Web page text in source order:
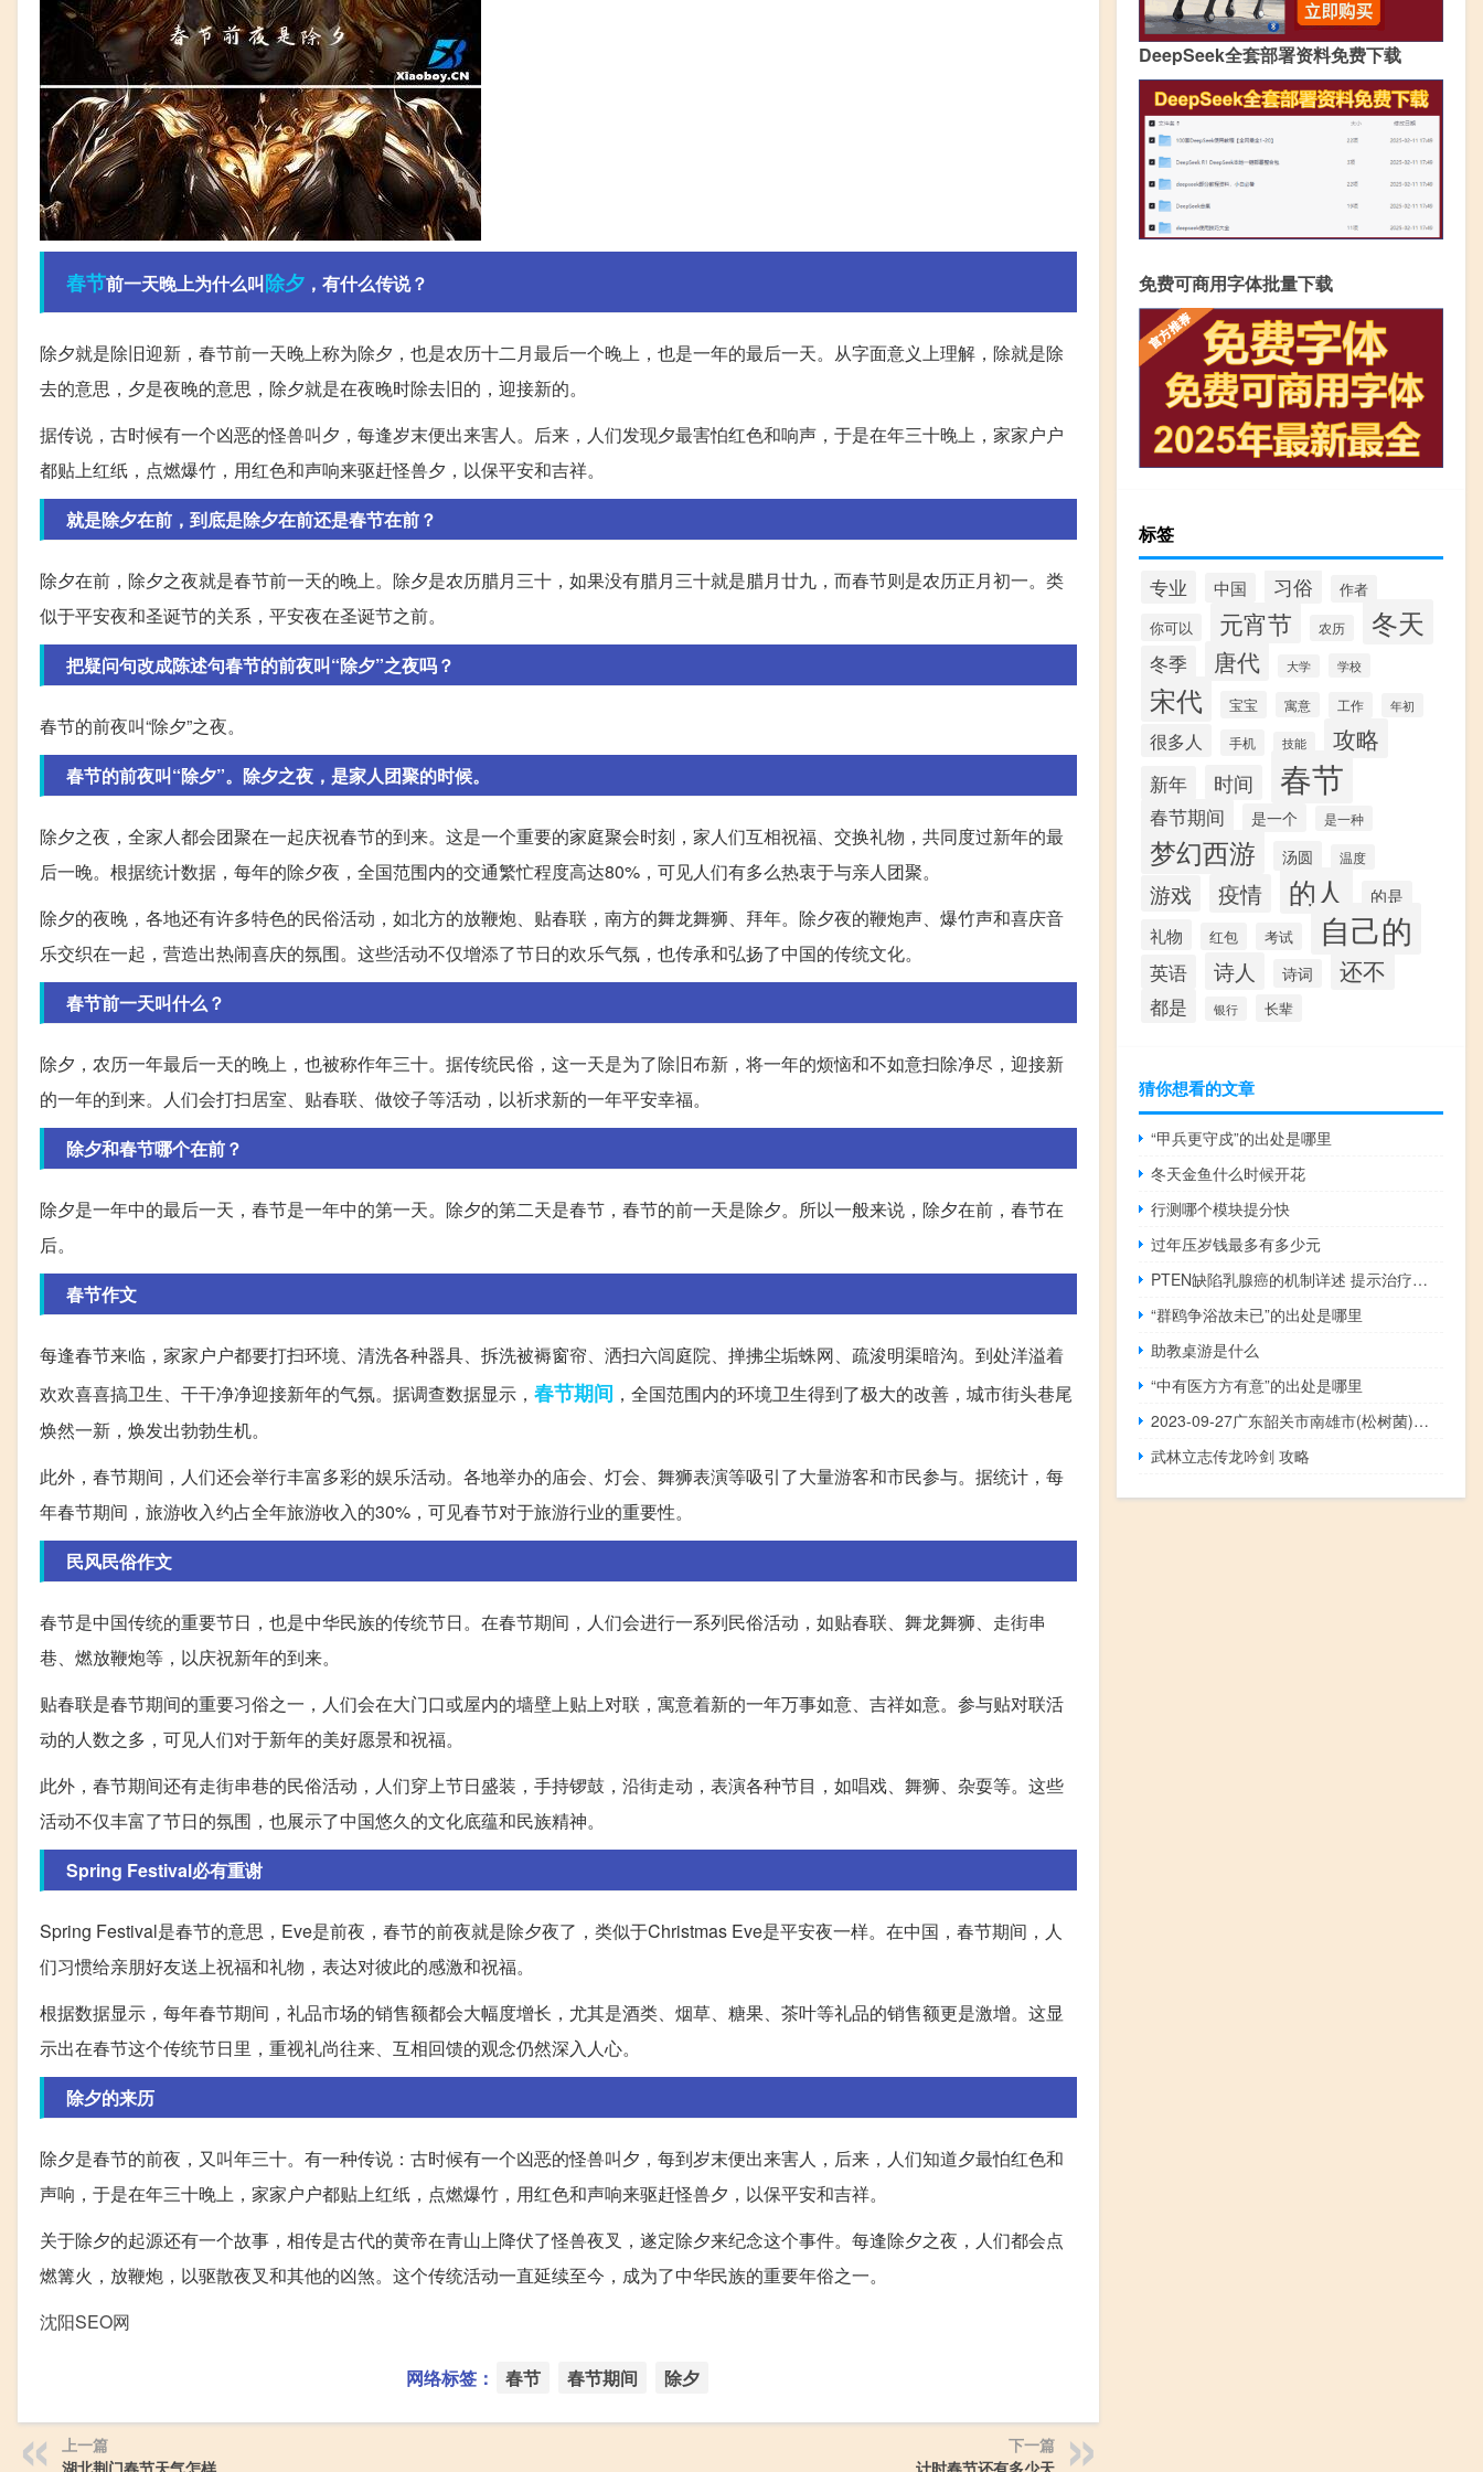
春节前一天晚上为什么叫除夕 ，有什么传说？
除夕就是除旧迎新，春节前一天晚上称为除夕，也是农历十二月最后一个晚上，也是一年的最后一天。从字面意义上理解，除就是除
去的意思，夕是夜晚的意思，除夕就是在夜晚时除去旧的，迎接新的。
据传说，古时候有一个凶恶的怪兽叫夕，每逢岁末便出来害人。后来，人们发现夕最害怕红色和响声，于是在年三十晚上，家家户户
都贴上红纸，点燃爆竹，用红色和声响来驱赶怪兽夕，以保平安和吉祥。
就是除夕在前，到底是除夕在前还是春节在前？
除夕在前，除夕之夜就是春节前一天的晚上。除夕是农历腊月三十，如果没有腊月三十就是腊月廿九，而春节则是农历正月初一。类
似于平安夜和圣诞节的关系，平安夜在圣诞节之前。
把疑问句改成陈述句春节的前夜叫“除夕”之夜吗？
春节的前夜叫“除夕”之夜。
春节的前夜叫“除夕”。除夕之夜，是家人团聚的时候。
除夕之夜，全家人都会团聚在一起庆祝春节的到来。这是一个重要的家庭聚会时刻，家人们互相祝福、交换礼物，共同度过新年的最
后一晚。根据统计数据，每年的除夕夜，全国范围内的交通繁忙程度高达80%，可见人们有多么热衷于与亲人团聚。
除夕的夜晚，各地还有许多特色的民俗活动，如北方的放鞭炮、贴春联，南方的舞龙舞狮、拜年。除夕夜的鞭炮声、爆竹声和喜庆音
乐交织在一起，营造出热闹喜庆的氛围。这些活动不仅增添了节日的欢乐气氛，也传承和弘扬了中国的传统文化。
春节前一天叫什么？
除夕，农历一年最后一天的晚上，也被称作年三十。据传统民俗，这一天是为了除旧布新，将一年的烦恼和不如意扫除净尽，迎接新
的一年的到来。人们会打扫居室、贴春联、做饺子等活动，以祈求新的一年平安幸福。
除夕和春节哪个在前？
除夕是一年中的最后一天，春节是一年中的第一天。除夕的第二天是春节，春节的前一天是除夕。所以一般来说，除夕在前，春节在
后。
春节作文
每逢春节来临，家家户户都要打扫环境、清洗各种器具、拆洗被褥窗帘、洒扫六闾庭院、掸拂尘垢蛛网、疏浚明渠暗沟。到处洋溢着
欢欢喜喜搞卫生、干干净净迎接新年的气氛。据调查数据显示， 春节期间 ，全国范围内的环境卫生得到了极大的改善，城市街头巷尾
焕然一新，焕发出勃勃生机。
此外，春节期间，人们还会举行丰富多彩的娱乐活动。各地举办的庙会、灯会、舞狮表演等吸引了大量游客和市民参与。据统计，每
年春节期间，旅游收入约占全年旅游收入的30%，可见春节对于旅游行业的重要性。
民风民俗作文
春节是中国传统的重要节日，也是中华民族的传统节日。在春节期间，人们会进行一系列民俗活动，如贴春联、舞龙舞狮、走街串
巷、燃放鞭炮等，以庆祝新年的到来。
贴春联是春节期间的重要习俗之一，人们会在大门口或屋内的墙壁上贴上对联，寓意着新的一年万事如意、吉祥如意。参与贴对联活
动的人数之多，可见人们对于新年的美好愿景和祝福。
此外，春节期间还有走街串巷的民俗活动，人们穿上节日盛装，手持锣鼓，沿街走动，表演各种节目，如唱戏、舞狮、杂耍等。这些
活动不仅丰富了节日的氛围，也展示了中国悠久的文化底蕴和民族精神。
Spring Festival必有重谢
Spring Festival是春节的意思，Eve是前夜，春节的前夜就是除夕夜了，类似于Christmas Eve是平安夜一样。在中国，春节期间，人
们习惯给亲朋好友送上祝福和礼物，表达对彼此的感激和祝福。
根据数据显示，每年春节期间，礼品市场的销售额都会大幅度增长，尤其是酒类、烟草、糖果、茶叶等礼品的销售额更是激增。这显
示出在春节这个传统节日里，重视礼尚往来、互相回馈的观念仍然深入人心。
除夕的来历
除夕是春节的前夜，又叫年三十。有一种传说：古时候有一个凶恶的怪兽叫夕，每到岁末便出来害人，后来，人们知道夕最怕红色和
声响，于是在年三十晚上，家家户户都贴上红纸，点燃爆竹，用红色和声响来驱赶怪兽夕，以保平安和吉祥。
关于除夕的起源还有一个故事，相传是古代的黄帝在青山上降伏了怪兽夜叉，遂定除夕来纪念这个事件。每逢除夕之夜，人们都会点
燃篝火，放鞭炮，以驱散夜叉和其他的凶煞。这个传统活动一直延续至今，成为了中华民族的重要年俗之一。
沈阳SEO网
网络标签： 春节 春节期间 除夕
上一篇
湖北荆门春节天气怎样
下一篇
计时春节还有多少天
DeepSeek全套部署资料免费下载
免费可商用字体批量下载
标签
专业 中国 习俗
作者
你可以
元宵节 农历 冬天
冬季 唐代 大学 学校
宋代 宝宝 寓意 工作 年初
很多人 手机 技能 攻略
新年 时间 春节
春节期间 是一个 是一种
梦幻西游 汤圆 温度
游戏 疫情 的人 的是
礼物 红包 考试 自己的
英语 诗人 诗词 还不
都是 银行 长辈
猜你想看的文章
“甲兵更守戍”的出处是哪里
冬天金鱼什么时候开花
行测哪个模块提分快
过年压岁钱最多有多少元
PTEN缺陷乳腺癌的机制详述 提示治疗效果有所改善
“群鸥争浴故未已”的出处是哪里
助教桌游是什么
“中有医方方有意”的出处是哪里
2023-09-27广东韶关市南雄市(松树菌)的报价是多少
武林立志传龙吟剑 攻略